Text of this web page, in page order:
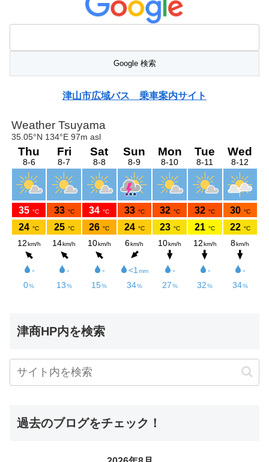
津山市広域バス 乗車案内サイト
津商HP内を検索
過去のブログをチェック！